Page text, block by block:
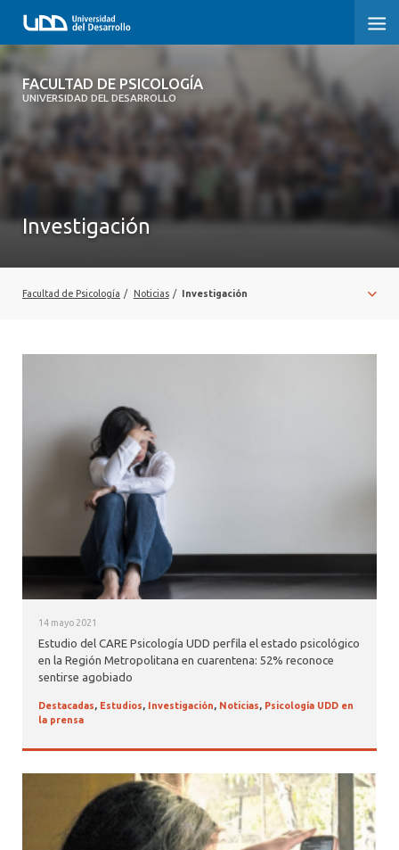
FACULTAD DE PSICOLOGÍA
UNIVERSIDAD DEL DESARROLLO
FACULTAD DE PSICOLOGÍA
SERVICIO DE PSICOLOGÍA INTEGRAL
Investigación
Facultad de Psicología / Noticias / Investigación
14 mayo 2021
Estudio del CARE Psicología UDD perfila el estado psicológico
en la Región Metropolitana en cuarentena: 52% reconoce
sentirse agobiado
Destacadas, Estudios, Investigación, Noticias, Psicología UDD en
la prensa